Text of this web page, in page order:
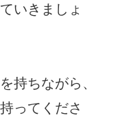
いきましょ
持ちながら、
ってくださ